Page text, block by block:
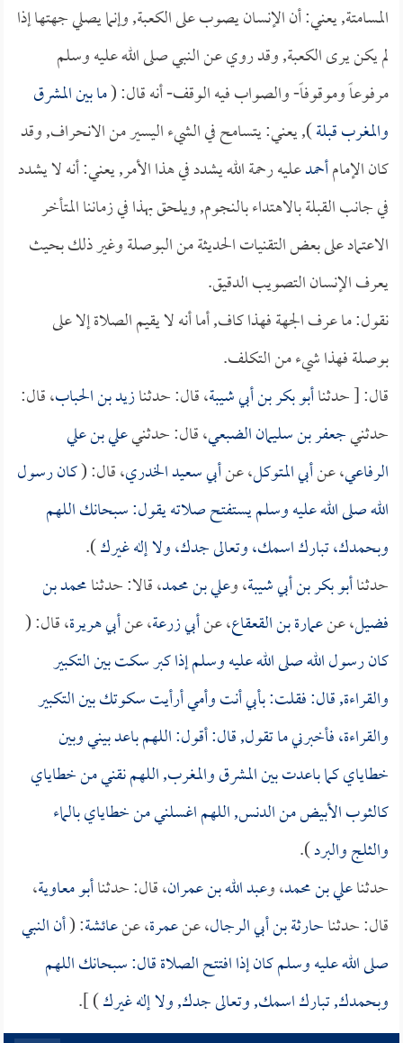
المسامتة, يعني: أن الإنسان يصوب على الكعبة, وإنما يصلي جهتها إذا
لم يكن يرى الكعبة, وقد روي عن النبي صلى الله عليه وسلم
مرفوعاً وموقوفاً- والصواب فيه الوقف- أنه قال: (ما بين المشرق
والمغرب قبلة), يعني: يتسامح في الشيء اليسير من الانحراف, وقد
كان الإمامأحمدعليه رحمة الله يشدد في هذا الأمر, يعني: أنه لا يشدد
في جانب القبلة بالاهتداء بالنجوم, ويلحق بهذا في زماننا المتأخر
الاعتماد على بعض التقنيات الحديثة من البوصلة وغير ذلك بحيث
يعرف الإنسان التصويب الدقيق.
نقول: ما عرف الجهة فهذا كاف, أما أنه لا يقيم الصلاة إلا على
بوصلة فهذا شيء من التكلف.
قال: [ حدثناأبو بكر بن أبي شيبة، قال: حدثنازيد بن الحباب، قال:
حدثنيجعفر بن سليمان الضبعي، قال: حدثنيعلي بن علي
الرفاعي، عنأبي المتوكل، عنأبي سعيد الخدري، قال: (كان رسول
الله صلى الله عليه وسلم يستفتح صلاته يقول: سبحانك اللهم
وبحمدك، تبارك اسمك، وتعالى جدك، ولا إله غيرك).
حدثناأبو بكر بن أبي شيبة، وعلي بن محمد، قالا: حدثنامحمد بن
فضيل، عنعمارة بن القعقاع، عنأبي زرعة، عنأبي هريرة، قال: (
كان رسول الله صلى الله عليه وسلم إذا كبر سكت بين التكبير
والقراءة, قال: فقلت: بأبي أنت وأمي أرأيت سكوتك بين التكبير
والقراءة، فأخبرني ما تقول, قال: أقول: اللهم باعد بيني وبين
خطاياي كما باعدت بين المشرق والمغرب, اللهم نقني من خطاياي
كالثوب الأبيض من الدنس, اللهم اغسلني من خطاياي بالماء
والثلج والبرد).
حدثناعلي بن محمد، وعبد الله بن عمران، قال: حدثناأبو معاوية،
قال: حدثناحارثة بن أبي الرجال، عنعمرة، عنعائشة: (أن النبي
صلى الله عليه وسلم كان إذا افتتح الصلاة قال: سبحانك اللهم
وبحمدك, تبارك اسمك, وتعالى جدك, ولا إله غيرك) ].